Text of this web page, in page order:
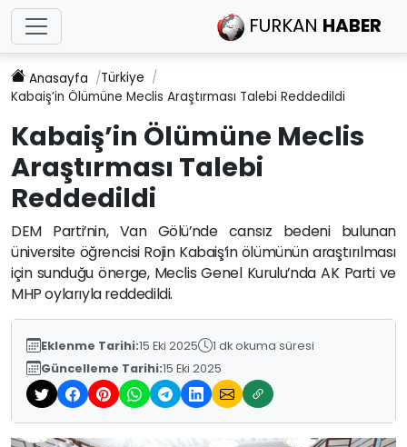
FURKAN HABER
Anasayfa
Türkiye
Kabaiş’in Ölümüne Meclis Araştırması Talebi Reddedildi
Kabaiş’in Ölümüne Meclis
Araştırması Talebi
Reddedildi
DEM Parti’nin, Van Gölü’nde cansız bedeni bulunan
üniversite öğrencisi Rojin Kabaiş’in ölümünün araştırılması
için sunduğu önerge, Meclis Genel Kurulu’nda AK Parti ve
MHP oylarıyla reddedildi.
Eklenme Tarihi:15 Eki 2025
1 dk okuma süresi
Güncelleme Tarihi:15 Eki 2025